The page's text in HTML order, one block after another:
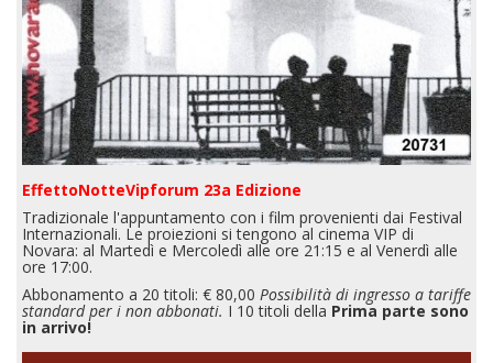
EffettoNotteVipforum 23a Edizione
Tradizionale l'appuntamento con i film provenienti dai Festival
Internazionali. Le proiezioni si tengono al cinema VIP di
Novara: al Martedì e Mercoledì alle ore 21:15 e al Venerdì alle
ore 17:00.
Abbonamento a 20 titoli: € 80,00 Possibilità di ingresso a tariffe
standard per i non abbonati. I 10 titoli della Prima parte sono
in arrivo!